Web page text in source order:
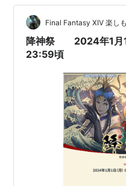
流石にLv.30成り立ての
インクエはLv.20止まり
Final Fantasy XIV 楽し
降神祭 2024年1月1
23:59頃